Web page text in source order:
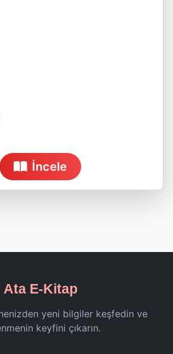
İncele
Ata E-Kitap
yeni bilgiler keşfedin ve
keyfini çıkarın.